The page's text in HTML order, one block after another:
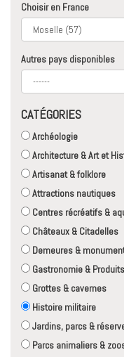
Choisir en France
Autres pays disponibles
CATÉGORIES
Archéologie
Architecture & Art et
Artisanat & folklore
Attractions nautiques
Centres récréatifs &
Châteaux & Citadelles
Demeures &
Gastronomie &
Grottes & cavernes
Histoire militaire
Jardins, parcs &
Parcs animaliers &